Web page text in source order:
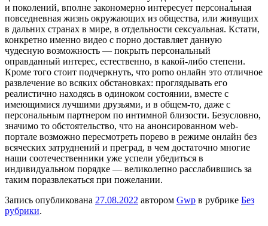
и поколений, вполне закономерно интересует персональная
повседневная жизнь окружающих из общества, или живущих
в дальних странах в мире, в отдельности сексуальная. Кстати,
конкретно именно видео с порно доставляет данную
чудесную возможность — покрыть персональный
оправданный интерес, естественно, в какой-либо степени.
Кроме того стоит подчеркнуть, что porno онлайн это отличное
развлечение во всяких обстановках: проглядывать его
реалистично находясь в одиноком состоянии, вместе с
имеющимися лучшими друзьями, и в общем-то, даже с
персональным партнером по интимной близости. Безусловно,
значимо то обстоятельство, что на анонсированном web-
портале возможно пересмотреть порево в режиме онлайн без
всяческих затруднений и преград, в чем достаточно многие
наши соотечественники уже успели убедиться в
индивидуальном порядке — великолепно расслабившись за
таким поразвлекаться при пожелании.
Запись опубликована 27.08.2022 автором Gwp в рубрике Без
рубрики.